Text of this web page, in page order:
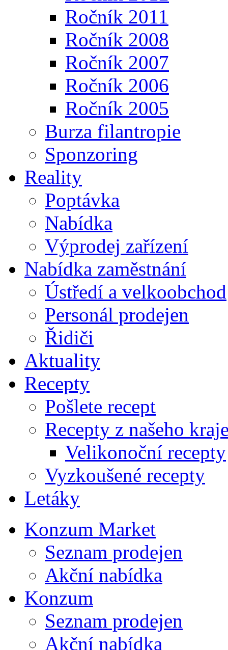
Ročník 2011
Ročník 2008
Ročník 2007
Ročník 2006
Ročník 2005
Burza filantropie
Sponzoring
Reality
Poptávka
Nabídka
Výprodej zařízení
Nabídka zaměstnání
Ústředí a velkoobchod
Personál prodejen
Řidiči
Aktuality
Recepty
Pošlete recept
Recepty z našeho
Velikonoční recepty
Vyzkoušené recepty
Letáky
Konzum Market
Seznam prodejen
Akční nabídka
Konzum
Seznam prodejen
Akční nabídka